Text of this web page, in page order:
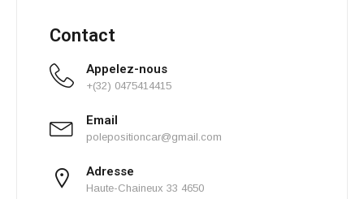
Contact
Appelez-nous
+(32) 0475414415
Email
polepositioncar@gmail.com
Adresse
Haute-Chaineux 33 4650